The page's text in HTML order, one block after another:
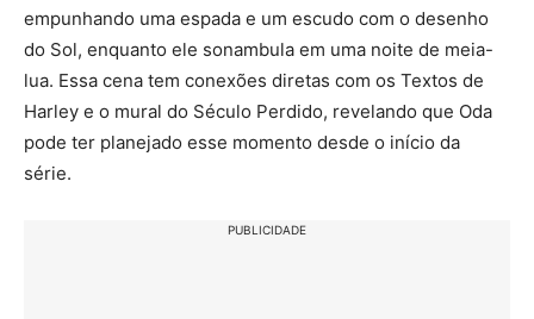
empunhando uma espada e um escudo com o desenho
do Sol, enquanto ele sonambula em uma noite de meia-
lua. Essa cena tem conexões diretas com os Textos de
Harley e o mural do Século Perdido, revelando que Oda
pode ter planejado esse momento desde o início da
série.
PUBLICIDADE